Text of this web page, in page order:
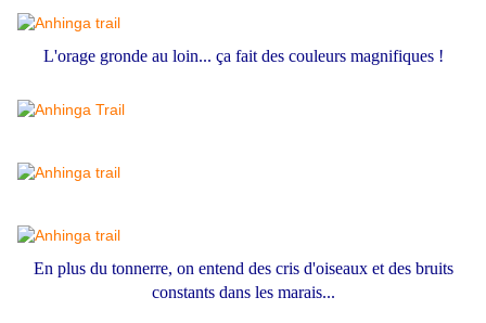
L'orage gronde au loin... ça fait des couleurs magnifiques !
En plus du tonnerre, on entend des cris d'oiseaux et des bruits
constants dans les marais...